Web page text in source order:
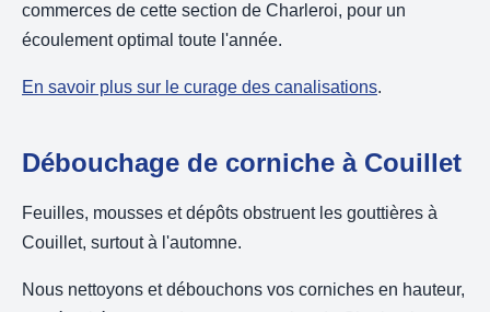
commerces de cette section de Charleroi, pour un
écoulement optimal toute l'année.
En savoir plus sur le curage des canalisations.
Débouchage de corniche à Couillet
Feuilles, mousses et dépôts obstruent les gouttières à
Couillet, surtout à l'automne.
Nous nettoyons et débouchons vos corniches en hauteur,